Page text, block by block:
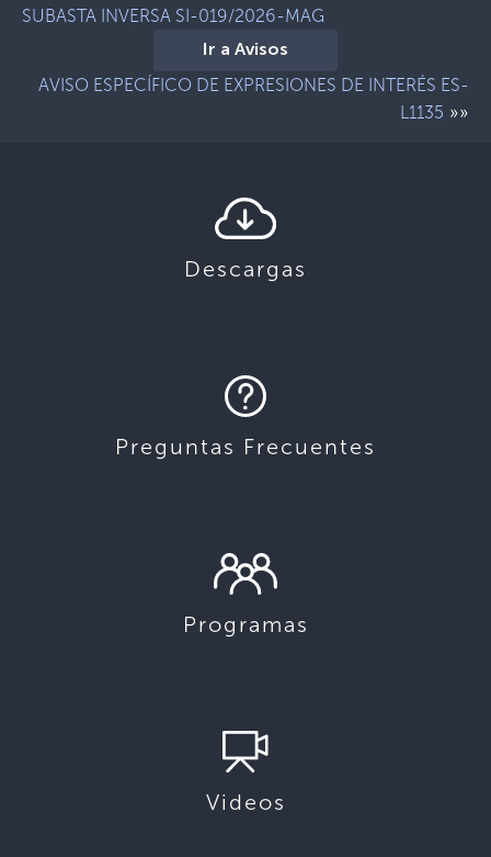
SUBASTA INVERSA SI-019/2026-MAG
Ir a Avisos
AVISO ESPECÍFICO DE EXPRESIONES DE INTERÉS ES-
L1135 »»
Descargas
Preguntas Frecuentes
Programas
Videos